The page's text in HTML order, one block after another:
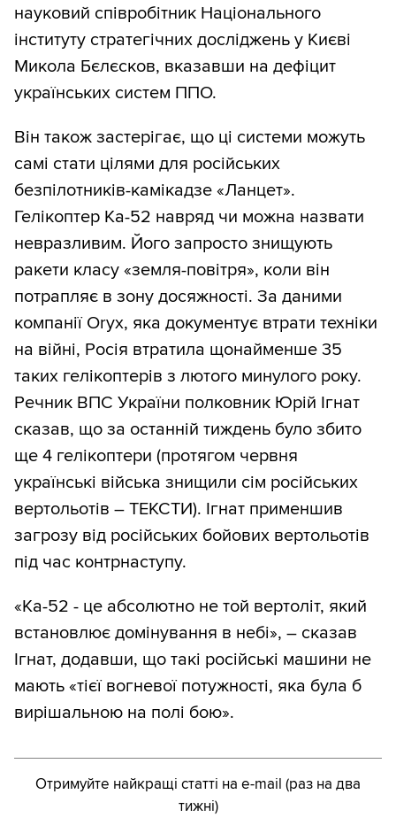
науковий співробітник Національного
інституту стратегічних досліджень у Києві
Микола Бєлєсков, вказавши на дефіцит
українських систем ППО.
Він також застерігає, що ці системи можуть
самі стати цілями для російських
безпілотників-камікадзе «Ланцет».
Гелікоптер Ка-52 навряд чи можна назвати
невразливим. Його запросто знищують
ракети класу «земля-повітря», коли він
потрапляє в зону досяжності. За даними
компанії Oryx, яка документує втрати техніки
на війні, Росія втратила щонайменше 35
таких гелікоптерів з лютого минулого року.
Речник ВПС України полковник Юрій Ігнат
сказав, що за останній тиждень було збито
ще 4 гелікоптери (протягом червня
українські війська знищили сім російських
вертольотів – ТЕКСТИ). Ігнат применшив
загрозу від російських бойових вертольотів
під час контрнаступу.
«Ка-52 - це абсолютно не той вертоліт, який
встановлює домінування в небі», – сказав
Ігнат, додавши, що такі російські машини не
мають «тієї вогневої потужності, яка була б
вирішальною на полі бою».
Отримуйте найкращі статті на e-mail (раз на два
тижні)